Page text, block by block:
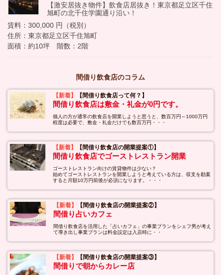
【激安居抜き物件】飲食店居抜き！東京都足立区千住
旭町の北千住学園通り沿い！
賃料：300,000 円（税別）
住所：東京都足立区千住旭町
面積：約10坪 階数：2階
間借り飲食店のコラム
【新着】 【間借り飲食店って何？】
間借り飲食店は敷金・礼金が0円です。
個人の方が通常の飲食店を開業しようと思うと、数百万円～1000万円
程度は必要で、敷金・礼金だけでも数百万円・・・
【新着】 【間借り飲食店の開業提案①】
間借り飲食店でゴーストレストラン開業
ゴーストレストラン向けの賃貸物件は少ない？
始めてゴーストレストランを開業しようと考えている方は、収支を勘案
すると月額10万円前後が必須になります。・・・
【新着】 【間借り飲食店の開業提案②】
間借り占いカフェ
間借り飲食店を活用した「占いカフェ」の事業プランをシェフ男が考え
て導き出し事業プランは料金設定は入店時に・・
【新着】 【間借り飲食店の開業提案③】
間借りで朝からカレー店